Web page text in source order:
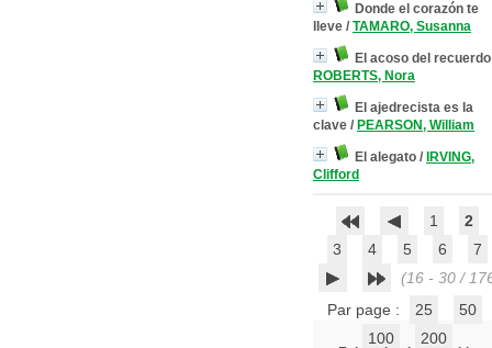
Donde el corazón te
lleve / TAMARO, Susanna
El acoso del recuerdo
ROBERTS, Nora
El ajedrecista es la
clave / PEARSON, William
El alegato / IRVING,
Clifford
1
2
3
4 5 6
7
(16 - 30 /
Par page :
25
50
100
200